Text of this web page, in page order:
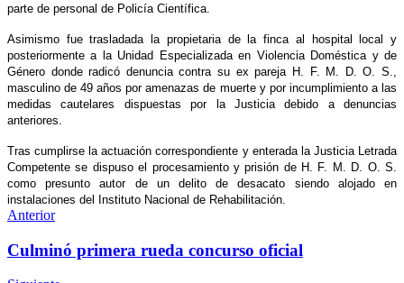
parte de personal de Policía Científica.
Asimismo fue trasladada la propietaria de la finca al hospital local y
posteriormente a la Unidad Especializada en Violencia Doméstica y de
Género donde radicó denuncia contra su ex pareja H. F. M. D. O. S.,
masculino de 49 años por amenazas de muerte y por incumplimiento a las
medidas cautelares dispuestas por la Justicia debido a denuncias
anteriores.
Tras cumplirse la actuación correspondiente y enterada la Justicia Letrada
Competente se dispuso el procesamiento y prisión de H. F. M. D. O. S.
como presunto autor de un delito de desacato siendo alojado en
instalaciones del Instituto Nacional de Rehabilitación.
Anterior
Culminó primera rueda concurso oficial